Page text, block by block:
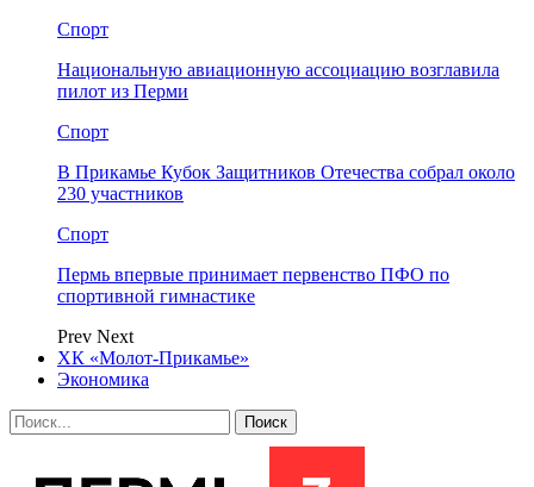
Спорт
Национальную авиационную ассоциацию возглавила
пилот из Перми
Спорт
В Прикамье Кубок Защитников Отечества собрал около
230 участников
Спорт
Пермь впервые принимает первенство ПФО по
спортивной гимнастике
Prev Next
ХК «Молот-Прикамье»
Экономика